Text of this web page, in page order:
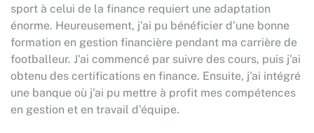
sport à celui de la finance requiert une adaptation
énorme. Heureusement, j'ai pu bénéficier d'une bonne
formation en gestion financière pendant ma carrière de
footballeur. J'ai commencé par suivre des cours, puis j'ai
obtenu des certifications en finance. Ensuite, j'ai intégré
une banque où j'ai pu mettre à profit mes compétences
en gestion et en travail d'équipe.